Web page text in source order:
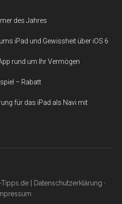
des Jahres
iPad und Gewissheit über iOS 6
rund um Ihr Vermögen
– Rabatt
für das iPad als Navi mit
Tipps.de| Datenschutzerklärung ·